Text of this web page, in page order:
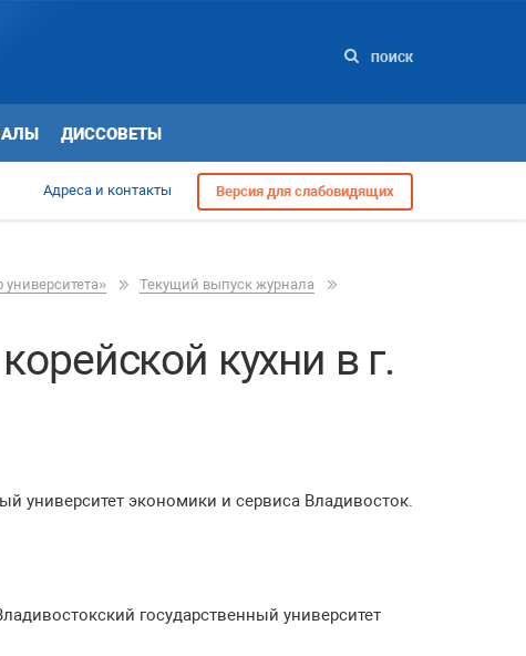
ПОИСК
ДИССОВЕТЫ
Адреса и контакты Версия для слабовидящих
Текущий выпуск журнала
кухни в г.
университет экономики и сервиса Владивосток.
государственный университет